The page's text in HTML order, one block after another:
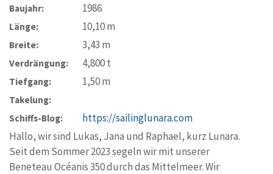
Baujahr: 1986
Länge: 10,10m
Breite: 3,43 m
Verdrängung: 4,800t
Tiefgang: 1,50m
Takelung:
Schiffs-Blog:
https://sailinglunara.com
Hallo, wir sind Lukas, Jana und Raphael, kurz Lunara.
Seit dem Sommer 2023 segeln wir mit unserer
Beneteau Océanis 350 durch das Mittelmeer. Wir